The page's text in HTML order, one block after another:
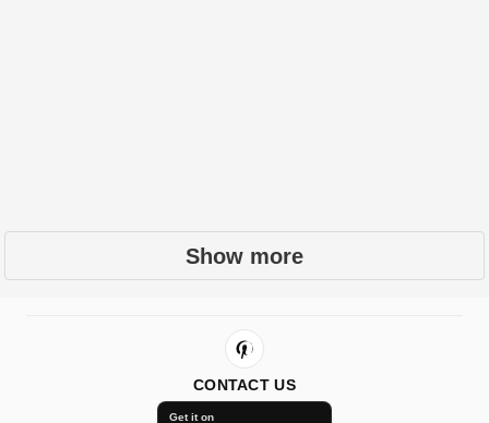
Show more
CONTACT US
Get it on